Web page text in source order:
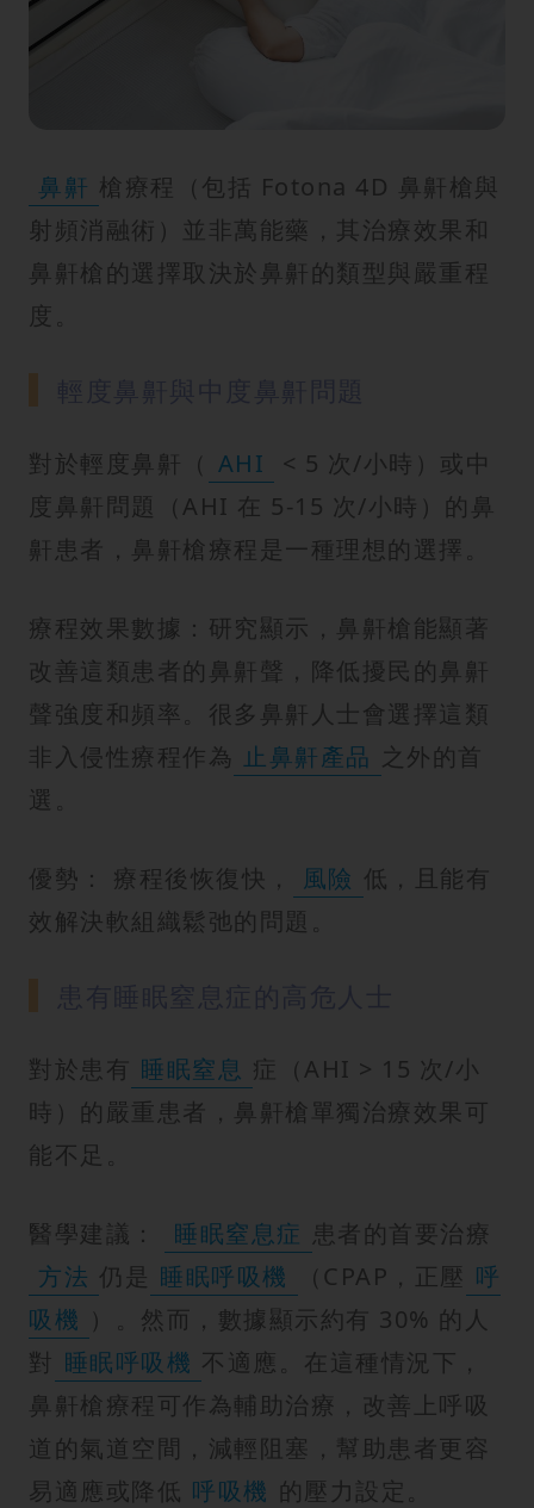
鼻鼾 槍療程（包括 Fotona 4D 鼻鼾槍與
射頻消融術）並非萬能藥，其治療效果和
鼻鼾槍的選擇取決於鼻鼾的類型與嚴重程
度。
對於輕度鼻鼾（ AHI
< 5 次/小時）或中
度鼻鼾問題（AHI 在 5-15 次/小時）的鼻
鼾患者，鼻鼾槍療程是一種理想的選擇。
療程效果數據：研究顯示，鼻鼾槍能顯著
改善這類患者的鼻鼾聲，降低擾民的鼻鼾
聲強度和頻率。很多鼻鼾人士會選擇這類
非入侵性療程作為 止鼻鼾產品 之外的首
選。
優勢： 療程後恢復快， 風險 低，且能有
效解決軟組織鬆弛的問題。
對於患有 睡眠窒息 症（AHI > 15 次/小
時）的嚴重患者，鼻鼾槍單獨治療效果可
能不足。
醫學建議： 睡眠窒息症 患者的首要治療
方法 仍是 睡眠呼吸機 （CPAP，正壓 呼
吸機 ）。然而，數據顯示約有 30% 的人
對 睡眠呼吸機 不適應。在這種情況下，
鼻鼾槍療程可作為輔助治療，改善上呼吸
道的氣道空間，減輕阻塞，幫助患者更容
易適應或降低 呼吸機 的壓力設定。